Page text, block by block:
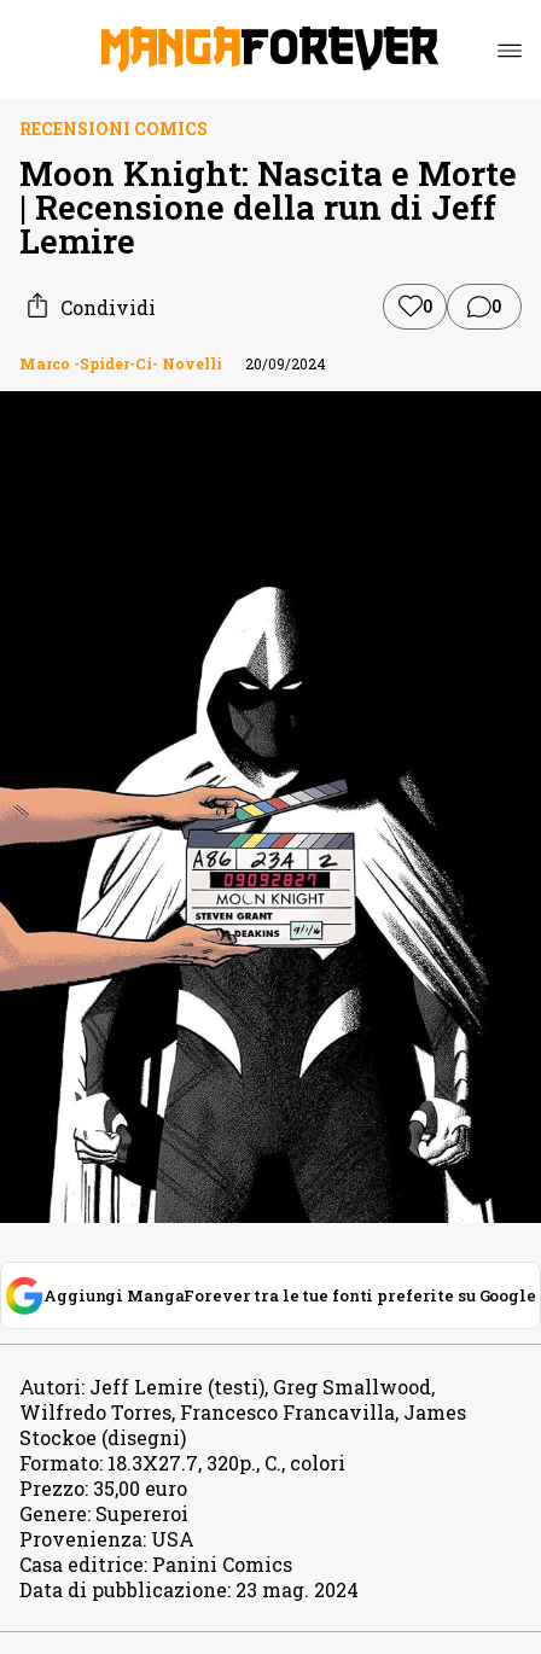
RECENSIONI COMICS
Moon Knight: Nascita e Morte
| Recensione della run di Jeff
Lemire
Condividi 0 0
Marco -Spider-Ci- Novelli 20/09/2024
Aggiungi MangaForever tra le tue fonti preferite su Google
Autori: Jeff Lemire (testi), Greg Smallwood,
Wilfredo Torres, Francesco Francavilla, James
Stockoe (disegni)
Formato: 18.3X27.7, 320p., C., colori
Prezzo: 35,00 euro
Genere: Supereroi
Provenienza: USA
Casa editrice: Panini Comics
Data di pubblicazione: 23 mag. 2024